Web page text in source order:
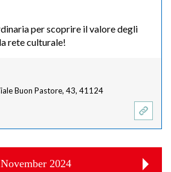
per scoprire il valore degli
rete culturale!
Buon Pastore, 43, 41124
November 2024